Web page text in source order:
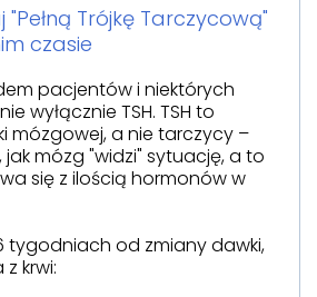
"Pełną Trójkę Tarczycową"
czasie
pacjentów i niektórych
wyłącznie TSH. TSH to
mózgowej, a nie tarczycy –
mózg "widzi" sytuację, a to
się z ilością hormonów w
tygodniach od zmiany dawki,
krwi: